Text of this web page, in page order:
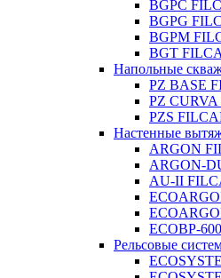
BGPC
BGPG
BGPM
BGT
Напольные
PZ BASE
PZ
PZS
Настенные
ARGON
ARGON-
AU-II
ECOBP-
Рельсовые